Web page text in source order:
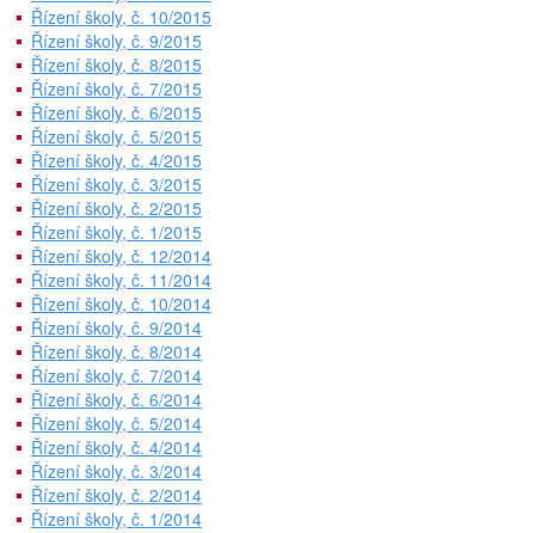
Řízení školy, č. 10/2015
Řízení školy, č. 9/2015
Řízení školy, č. 8/2015
Řízení školy, č. 7/2015
Řízení školy, č. 6/2015
Řízení školy, č. 5/2015
Řízení školy, č. 4/2015
Řízení školy, č. 3/2015
Řízení školy, č. 2/2015
Řízení školy, č. 1/2015
Řízení školy, č. 12/2014
Řízení školy, č. 11/2014
Řízení školy, č. 10/2014
Řízení školy, č. 9/2014
Řízení školy, č. 8/2014
Řízení školy, č. 7/2014
Řízení školy, č. 6/2014
Řízení školy, č. 5/2014
Řízení školy, č. 4/2014
Řízení školy, č. 3/2014
Řízení školy, č. 2/2014
Řízení školy, č. 1/2014